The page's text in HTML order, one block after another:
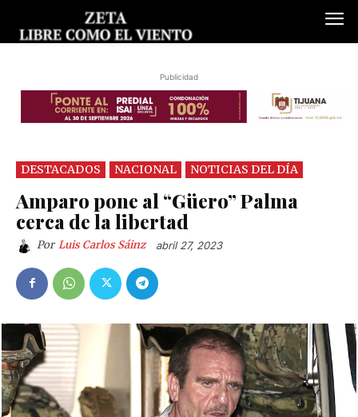
Publicidad
DESTACADOS NACIONAL NOTICIAS DEL DÍA
Amparo pone al “Güero” Palma
cerca de la libertad
Por Luis Carlos Sáinz abril 27, 2023